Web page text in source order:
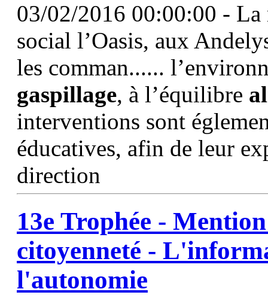
03/02/2016 00:00:00 - La
social l’Oasis, aux
les comman......
gaspillage, à l’équilibre
interventions sont
éducatives, afin de leur
direction
13e Trophée -
citoyenneté -
l'autonomie